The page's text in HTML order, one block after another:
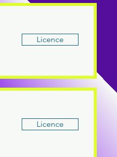
Licence
Licence